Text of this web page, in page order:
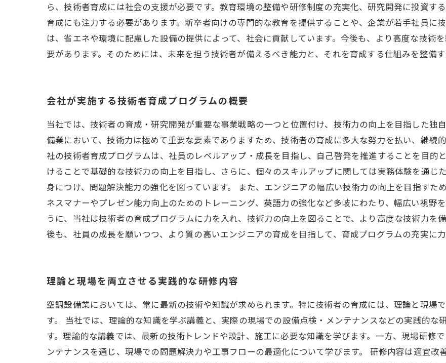
ら、技術者育成には社会の支援が必要です。教育環境の整備や研修制度の充実化、研究開発に投資す
育成にも注力する必要があります。新卒者向けの専門的な教育を提供することや、企業が若手社員に
は、省エネや環境に配慮した設備の提供によって、社会に貢献しています。今後も、より高度な技術
要があります。そのためには、未来を担う技術者が備えるべき能力と、それを育成する仕組みを整備す
会社が実施する技術者育成プログラムの概要
当社では、技術者の育成・研究開発が重要な事業戦略の一つと位置付け、技術力の向上を目指した独
備業において、技術力は極めて重要な要素でありますため、技術者の育成に多大な努力を払い、継続
社の技術者育成プログラムは、社員のレベルアップ・成長を目指し、自己啓発を推進することを目的
けることで基礎的な技術力の向上を目指し、さらに、個々のスキルアップに関しては実務体験を通じ
身につけ、問題解決能力の強化を図っています。 また、エンジニアの幅広い技術力の向上を目指すた
ネスマナーやプレゼン能力向上のためのトレーニング、英語力の強化など多岐にわたり、幅広い視野
うに、当社は技術者の育成プログラムに力を入れ、技術力の向上を図ることで、より高度な技術力を
後も、社員の成長を願いつつ、より質の高いエンジニアの育成を目指して、育成プログラムの充実に
理論と現場を両立させる実践的な研修内容
空調設備業においては、常に最新の技術や知識が求められます。特に技術者の育成には、理論と現場
す。 当社では、理論的な知識を学ぶ講義と、実際の現場での設備点検・メンテナンスなどの実践的な
す。理論的な講義では、最新の技術トレンドや設計、施工に必要な知識を学びます。一方、現場研修
ンテナンスを通じ、現場での問題解決力や工事フローの最適化について学びます。 研修内容は適宜改